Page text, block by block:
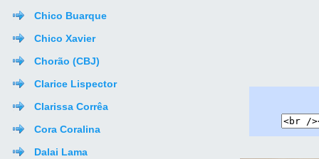
Chico Buarque
Chico Xavier
Chorão (CBJ)
Clarice Lispector
Clarissa Corrêa
Cora Coralina
Dalai Lama